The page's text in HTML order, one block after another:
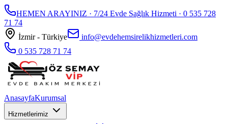
HEMEN ARAYINIZ · 7/24 Evde Sağlık Hizmeti · 0 535 728
71 74
İzmir - Türkiye
info@evdehemsirelikhizmetleri.com
0 535 728 71 74
AnasayfaKurumsal
Hizmetlerimiz